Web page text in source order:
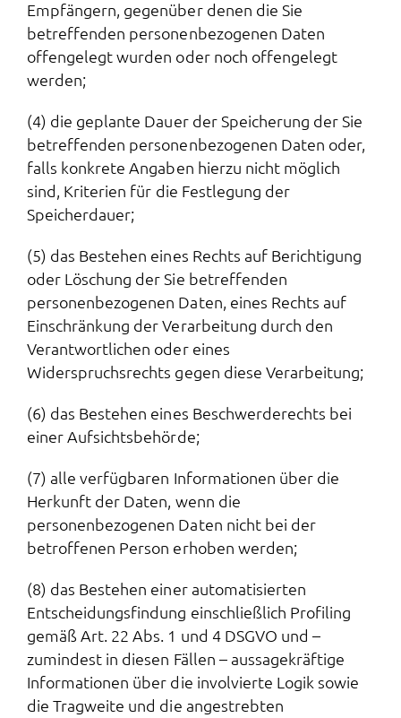
Empfängern, gegenüber denen die Sie
betreffenden personenbezogenen Daten
offengelegt wurden oder noch offengelegt
werden;
(4) die geplante Dauer der Speicherung der Sie
betreffenden personenbezogenen Daten oder,
falls konkrete Angaben hierzu nicht möglich
sind, Kriterien für die Festlegung der
Speicherdauer;
(5) das Bestehen eines Rechts auf Berichtigung
oder Löschung der Sie betreffenden
personenbezogenen Daten, eines Rechts auf
Einschränkung der Verarbeitung durch den
Verantwortlichen oder eines
Widerspruchsrechts gegen diese Verarbeitung;
(6) das Bestehen eines Beschwerderechts bei
einer Aufsichtsbehörde;
(7) alle verfügbaren Informationen über die
Herkunft der Daten, wenn die
personenbezogenen Daten nicht bei der
betroffenen Person erhoben werden;
(8) das Bestehen einer automatisierten
Entscheidungsfindung einschließlich Profiling
gemäß Art. 22 Abs. 1 und 4 DSGVO und –
zumindest in diesen Fällen – aussagekräftige
Informationen über die involvierte Logik sowie
die Tragweite und die angestrebten